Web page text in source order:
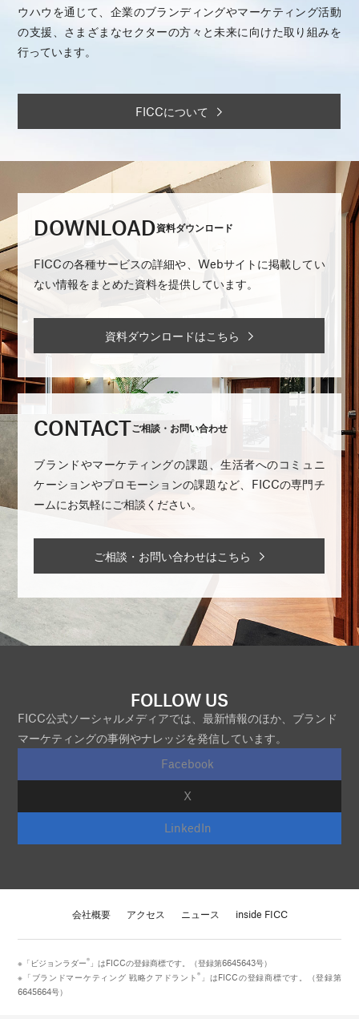
ウハウを通じて、企業のブランディングやマーケティング活動
の支援、さまざまなセクターの方々と未来に向けた取り組みを
行っています。
FICCについて
DOWNLOAD資料ダウンロード
FICCの各種サービスの詳細や、Webサイトに掲載してい
ない情報をまとめた資料を提供しています。
資料ダウンロードはこちら
CONTACTご相談・お問い合わせ
ブランドやマーケティングの課題、生活者へのコミュニ
ケーションやプロモーションの課題など、FICCの専門チ
ームにお気軽にご相談ください。
ご相談・お問い合わせはこちら
FOLLOW US
FICC公式ソーシャルメディアでは、最新情報のほか、ブランド
マーケティングの事例やナレッジを発信しています。
Facebook
X
LinkedIn
会社概要 アクセス ニュース inside FICC
※「ビジョンラダー® 」はFICCの登録商標です。（登録第6645643号）
※「ブランドマーケティング 戦略クアドラント® 」はFICCの登録商標です。（登録第
6645664号）